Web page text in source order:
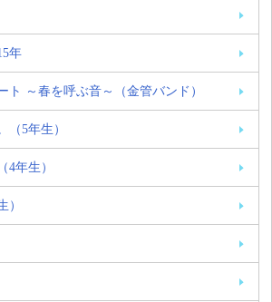
年
ト ～春を呼ぶ音～（金管バンド）
（5年生）
4年生）
）